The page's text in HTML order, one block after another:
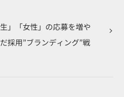
」「女性」の応募を増や
採用”ブランディング”戦